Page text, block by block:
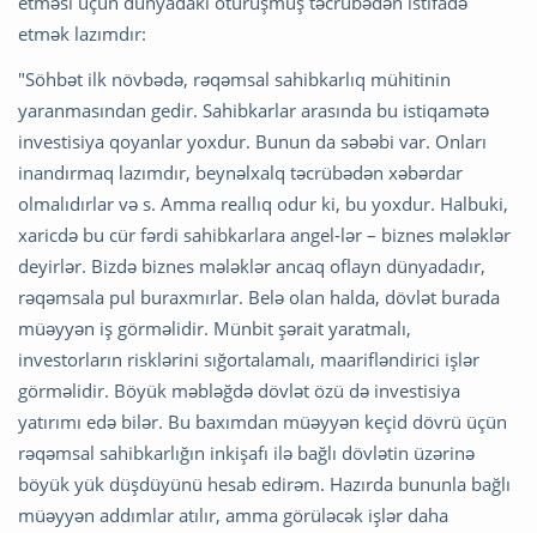
etmək lazımdır:
"Söhbət ilk növbədə, rəqəmsal sahibkarlıq mühitinin
yaranmasından gedir. Sahibkarlar arasında bu istiqamətə
investisiya qoyanlar yoxdur. Bunun da səbəbi var. Onları
inandırmaq lazımdır, beynəlxalq təcrübədən xəbərdar
olmalıdırlar və s. Amma reallıq odur ki, bu yoxdur. Halbuki,
xaricdə bu cür fərdi sahibkarlara angel-lər – biznes mələklər
deyirlər. Bizdə biznes mələklər ancaq oflayn dünyadadır,
rəqəmsala pul buraxmırlar. Belə olan halda, dövlət burada
müəyyən iş görməlidir. Münbit şərait yaratmalı,
investorların risklərini sığortalamalı, maarifləndirici işlər
görməlidir. Böyük məbləğdə dövlət özü də investisiya
yatırımı edə bilər. Bu baxımdan müəyyən keçid dövrü üçün
rəqəmsal sahibkarlığın inkişafı ilə bağlı dövlətin üzərinə
böyük yük düşdüyünü hesab edirəm. Hazırda bununla bağlı
müəyyən addımlar atılır, amma görüləcək işlər daha